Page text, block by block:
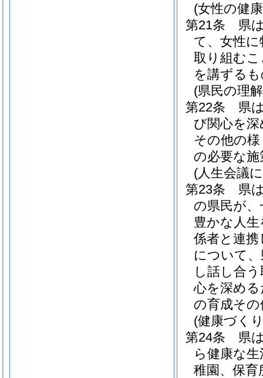
(女性の健
第21条
県
て、女性
取り組む
を講ずる
(県民の理
第22条
県
び関心を
その他の
の必要な
(人生会議
第23条
県
の県民が
豊かな人
係者と連携
について
し話し合
心を深め
の育成そ
(健康づく
第24条
県
ら健康な
稚園、保